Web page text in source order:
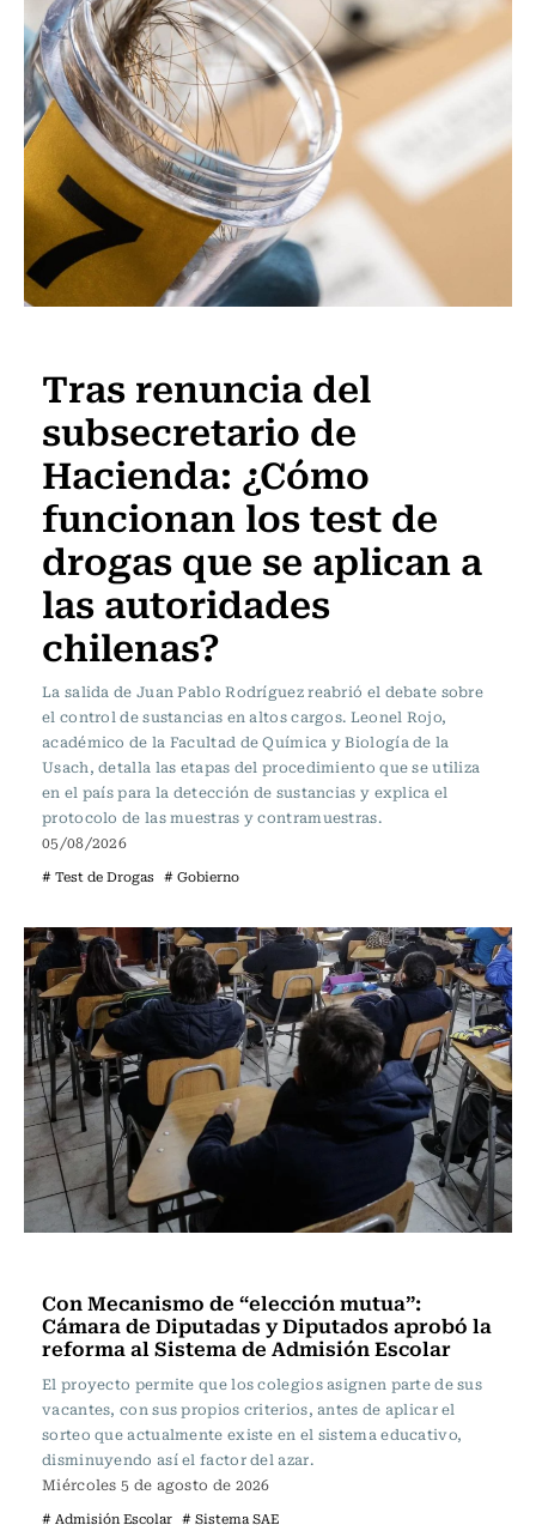
Tras renuncia del
subsecretario de
Hacienda: ¿Cómo
funcionan los test de
drogas que se aplican a
las autoridades
chilenas?
La salida de Juan Pablo Rodríguez reabrió el debate sobre
el control de sustancias en altos cargos. Leonel Rojo,
académico de la Facultad de Química y Biología de la
Usach, detalla las etapas del procedimiento que se utiliza
en el país para la detección de sustancias y explica el
protocolo de las muestras y contramuestras.
05/08/2026
# Test de Drogas # Gobierno
Con Mecanismo de “elección mutua”:
Cámara de Diputadas y Diputados aprobó la
reforma al Sistema de Admisión Escolar
El proyecto permite que los colegios asignen parte de sus
vacantes, con sus propios criterios, antes de aplicar el
sorteo que actualmente existe en el sistema educativo,
disminuyendo así el factor del azar.
Miércoles 5 de agosto de 2026
# Admisión Escolar # Sistema SAE